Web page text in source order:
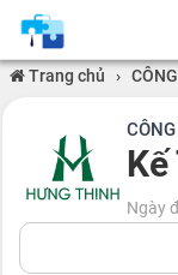
Trang chủ ›
Ngày